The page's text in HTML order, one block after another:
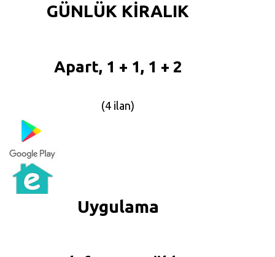
GÜNLÜK KİRALIK
Apart, 1 + 1, 1 + 2
(4 ilan)
Uygulama